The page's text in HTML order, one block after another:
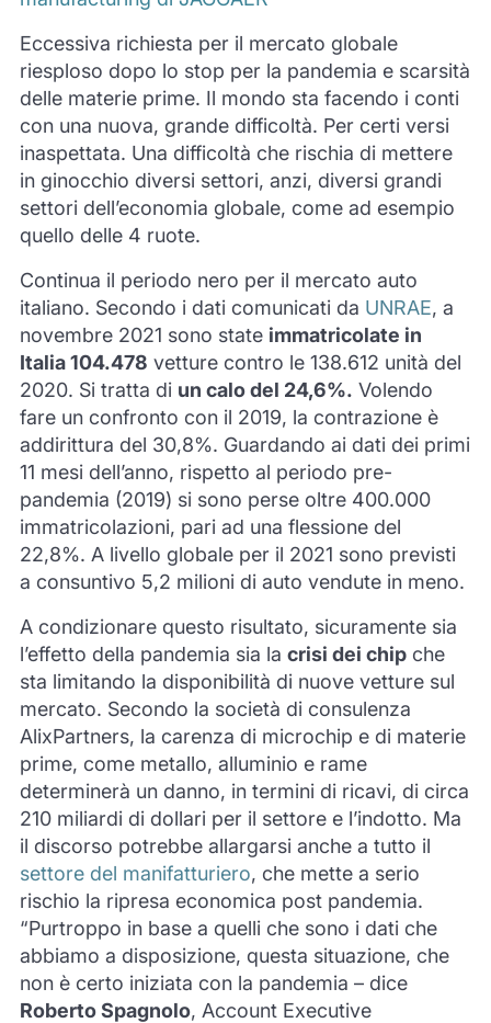
Eccessiva richiesta per il mercato globale
riesploso dopo lo stop per la pandemia e scarsità
delle materie prime. Il mondo sta facendo i conti
con una nuova, grande difficoltà. Per certi versi
inaspettata. Una difficoltà che rischia di mettere
in ginocchio diversi settori, anzi, diversi grandi
settori dell’economia globale, come ad esempio
quello delle 4 ruote.
Continua il periodo nero per il mercato auto
italiano. Secondo i dati comunicati da UNRAE, a
novembre 2021 sono state immatricolate in
Italia 104.478 vetture contro le 138.612 unità del
2020. Si tratta di un calo del 24,6%. Volendo
fare un confronto con il 2019, la contrazione è
addirittura del 30,8%. Guardando ai dati dei primi
11 mesi dell’anno, rispetto al periodo pre-
pandemia (2019) si sono perse oltre 400.000
immatricolazioni, pari ad una flessione del
22,8%. A livello globale per il 2021 sono previsti
a consuntivo 5,2 milioni di auto vendute in meno.
A condizionare questo risultato, sicuramente sia
l’effetto della pandemia sia la crisi dei chipche
sta limitando la disponibilità di nuove vetture sul
mercato. Secondo la società di consulenza
AlixPartners, la carenza di microchip e di materie
prime, come metallo, alluminio e rame
determinerà un danno, in termini di ricavi, di circa
210 miliardi di dollari per il settore e l’indotto. Ma
il discorso potrebbe allargarsi anche a tutto il
settore del manifatturiero, che mette a serio
rischio la ripresa economica post pandemia.
“Purtroppo in base a quelli che sono i dati che
abbiamo a disposizione, questa situazione, che
non è certo iniziata con la pandemia – dice
Roberto Spagnolo, Account Executive